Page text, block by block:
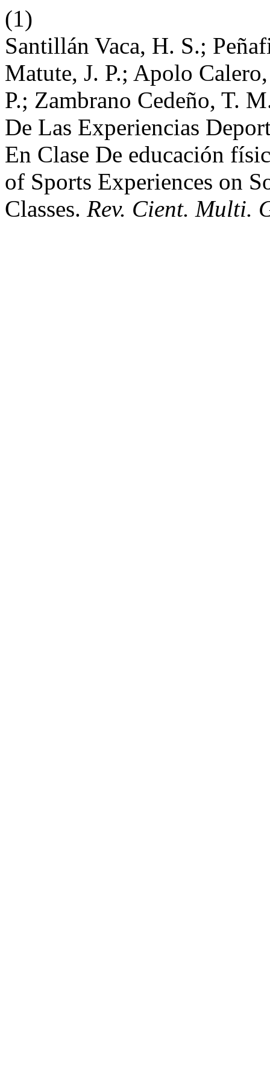
(1)
Santillán Vaca, H. S.;
Matute, J. P.; Apolo
P.; Zambrano Cedeño, T.
De Las Experiencias
En Clase De educación
of Sports Experiences on
Classes. Rev. Cient. Multi.